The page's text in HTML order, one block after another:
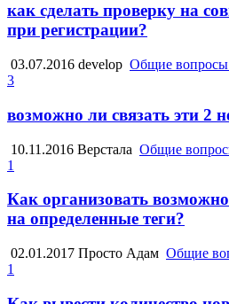
как сделать проверку на
при регистрации?
03.07.2016 develop Общие вопросы
3
возможно ли связать эти 2
10.11.2016 Верстала Общие
1
Как организовать
на определенные теги?
02.01.2017 Просто Адам Общие
1